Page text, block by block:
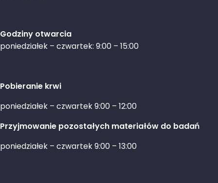
Godziny otwarcia
poniedziałek – czwartek: 9:00 – 15:00
Pobieranie krwi
poniedziałek – czwartek 9:00 – 12:00
Przyjmowanie pozostałych materiałów do badań
poniedziałek – czwartek 9:00 – 13:00